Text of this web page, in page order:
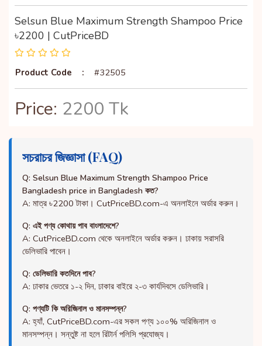
Selsun Blue Maximum Strength Shampoo Price
৳2200 | CutPriceBD
Product Code : #32505
Price: 2200 Tk
সচরাচর জিজ্ঞাসা (FAQ)
Q: Selsun Blue Maximum Strength Shampoo Price
Bangladesh price in Bangladesh কত?
A: মাত্র ৳2200 টাকা। CutPriceBD.com-এ অনলাইনে অর্ডার করুন।
Q: এই পণ্য কোথায় পাব বাংলাদেশে?
A: CutPriceBD.com থেকে অনলাইনে অর্ডার করুন। ঢাকায় সরাসরি
ডেলিভারি পাবেন।
Q: ডেলিভারি কতদিনে পাব?
A: ঢাকার ভেতরে ১-২ দিন, ঢাকার বাইরে ২-৩ কার্যদিবসে ডেলিভারি।
Q: পণ্যটি কি অরিজিনাল ও মানসম্পন্ন?
A: হ্যাঁ, CutPriceBD.com-এর সকল পণ্য ১০০% অরিজিনাল ও
মানসম্পন্ন। সন্তুষ্ট না হলে রিটার্ন পলিসি প্রযোজ্য।